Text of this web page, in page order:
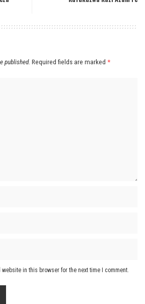
published. Required fields are marked *
website in this browser for the next time I comment.